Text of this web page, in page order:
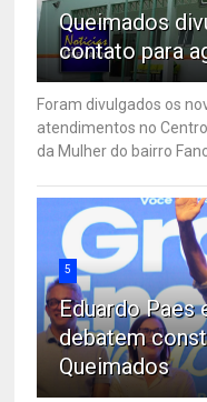
Queimados
contato para
Foram divulgados os
atendimentos no
da Mulher do bairro
5
Eduardo Paes
debatem
Queimados